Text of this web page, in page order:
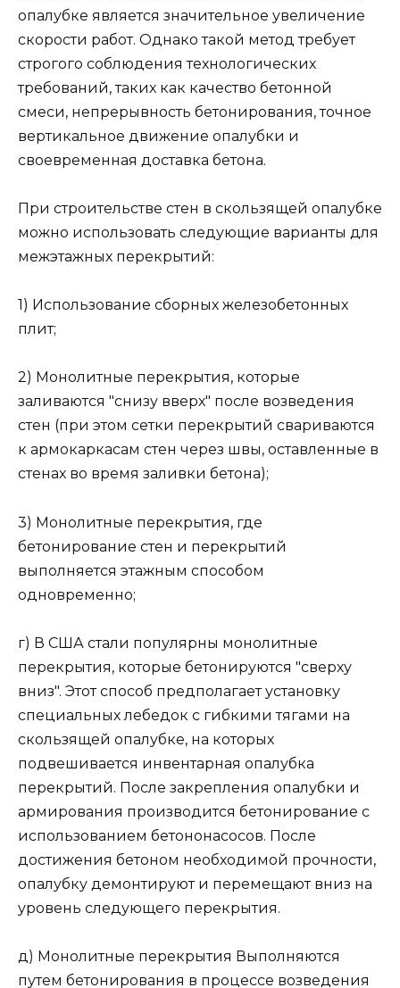
опалубке является значительное увеличение
скорости работ. Однако такой метод требует
строгого соблюдения технологических
требований, таких как качество бетонной
смеси, непрерывность бетонирования, точное
вертикальное движение опалубки и
своевременная доставка бетона.
При строительстве стен в скользящей опалубке
можно использовать следующие варианты для
межэтажных перекрытий:
1) Использование сборных железобетонных
плит;
2) Монолитные перекрытия, которые
заливаются "снизу вверх" после возведения
стен (при этом сетки перекрытий свариваются
к армокаркасам стен через швы, оставленные в
стенах во время заливки бетона);
3) Монолитные перекрытия, где
бетонирование стен и перекрытий
выполняется этажным способом
одновременно;
г) В США стали популярны монолитные
перекрытия, которые бетонируются "сверху
вниз". Этот способ предполагает установку
специальных лебедок с гибкими тягами на
скользящей опалубке, на которых
подвешивается инвентарная опалубка
перекрытий. После закрепления опалубки и
армирования производится бетонирование с
использованием бетононасосов. После
достижения бетоном необходимой прочности,
опалубку демонтируют и перемещают вниз на
уровень следующего перекрытия.
д) Монолитные перекрытия Выполняются
путем бетонирования в процессе возведения